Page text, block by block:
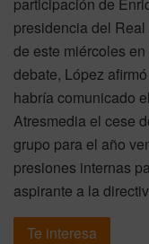
presidencia del
de este miércoles en
debate, López
habría comunicado
Atresmedia el cese
grupo para el año
presiones internas
aspirante a la
Te interesa